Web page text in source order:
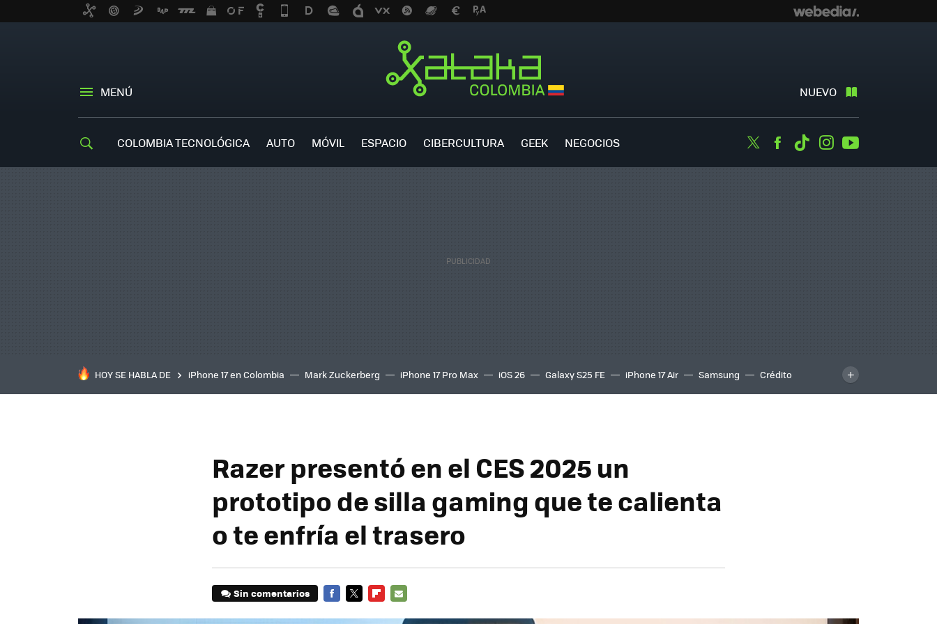
MENÚ NUEVO
COLOMBIA TECNOLÓGICA AUTO MÓVIL ESPACIO CIBERCULTURA GEEK NEGOCIOS TwitterFacebook
TiktokInstagram
HOY SE HABLA DE iPhone 17 en Colombia Mark Zuckerberg iPhone 17 Pro Max iOS 26 Galaxy S25 FE iPhone 17 Air Samsung
Crédito
inteligente
IA TCL C8K
Razer presentó en el CES 2025 un
prototipo de silla gaming que te calienta
o te enfría el trasero
Sin comentarios